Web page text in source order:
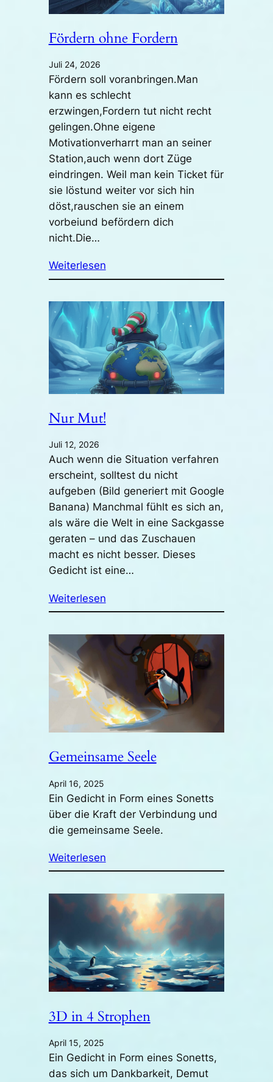
Fördern ohne Fordern
Juli 24, 2026
Fördern soll voranbringen.Man
kann es schlecht
erzwingen,Fordern tut nicht recht
gelingen.Ohne eigene
Motivationverharrt man an seiner
Station,auch wenn dort Züge
eindringen. Weil man kein Ticket für
sie löstund weiter vor sich hin
döst,rauschen sie an einem
vorbeiund befördern dich
nicht.Die…
Weiterlesen
Nur Mut!
Juli 12, 2026
Auch wenn die Situation verfahren
erscheint, solltest du nicht
aufgeben (Bild generiert mit Google
Banana) Manchmal fühlt es sich an,
als wäre die Welt in eine Sackgasse
geraten – und das Zuschauen
macht es nicht besser. Dieses
Gedicht ist eine…
Weiterlesen
Gemeinsame Seele
April 16, 2025
Ein Gedicht in Form eines Sonetts
über die Kraft der Verbindung und
die gemeinsame Seele.
Weiterlesen
3D in 4 Strophen
April 15, 2025
Ein Gedicht in Form eines Sonetts,
das sich um Dankbarkeit, Demut